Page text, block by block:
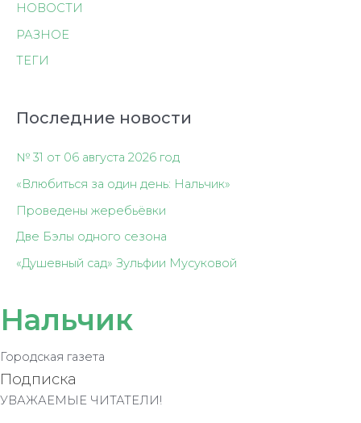
НОВОСТИ
РАЗНОЕ
ТЕГИ
Последние новости
№ 31 от 06 августа 2026 год
«Влюбиться за один день: Нальчик»
Проведены жеребьёвки
Две Бэлы одного сезона
«Душевный сад» Зульфии Мусуковой
Нальчик
Городская газета
Подписка
УВАЖАЕМЫЕ ЧИТАТЕЛИ!